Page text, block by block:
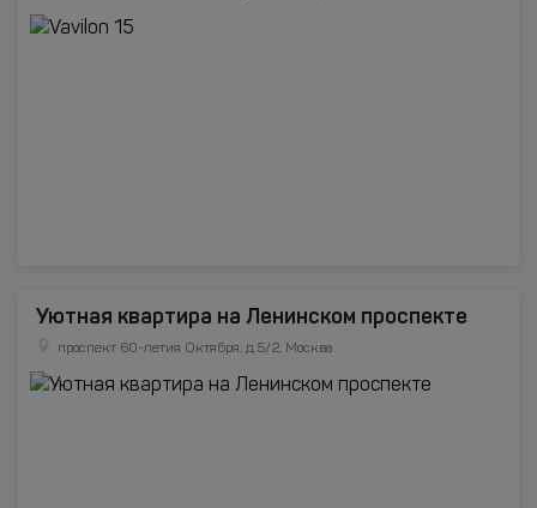
Уютная квартира на Ленинском проспекте
проспект 60-летия Октября, д.5/2, Москва